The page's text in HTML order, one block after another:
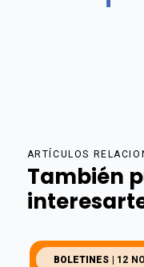
ARTÍCULOS
También
BOLETINES | 12